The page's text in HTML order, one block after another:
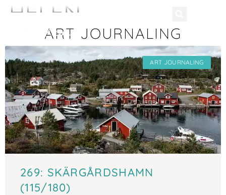
ART JOURNALING
ART JOURNALING
269: SKÄRGÅRDSHAMN
(115/180)